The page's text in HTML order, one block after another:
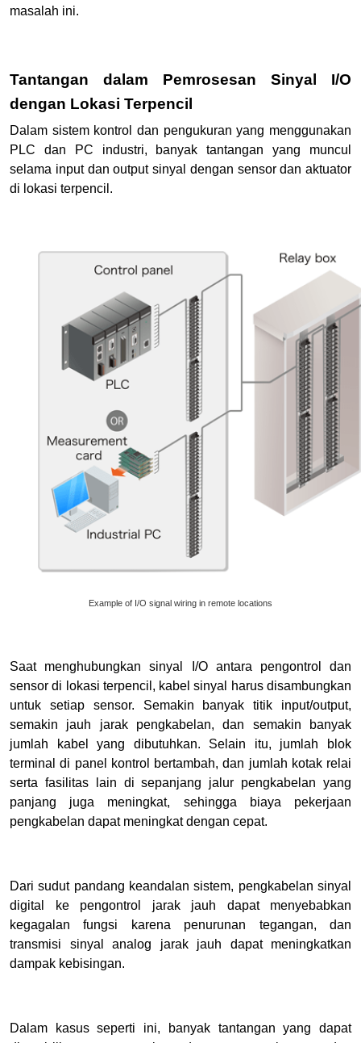
masalah ini.
Tantangan dalam Pemrosesan Sinyal I/O
dengan Lokasi Terpencil
Dalam sistem kontrol dan pengukuran yang menggunakan
PLC dan PC industri, banyak tantangan yang muncul
selama input dan output sinyal dengan sensor dan aktuator
di lokasi terpencil.
Example of I/O signal wiring in remote locations
Saat menghubungkan sinyal I/O antara pengontrol dan
sensor di lokasi terpencil, kabel sinyal harus disambungkan
untuk setiap sensor. Semakin banyak titik input/output,
semakin jauh jarak pengkabelan, dan semakin banyak
jumlah kabel yang dibutuhkan. Selain itu, jumlah blok
terminal di panel kontrol bertambah, dan jumlah kotak relai
serta fasilitas lain di sepanjang jalur pengkabelan yang
panjang juga meningkat, sehingga biaya pekerjaan
pengkabelan dapat meningkat dengan cepat.
Dari sudut pandang keandalan sistem, pengkabelan sinyal
digital ke pengontrol jarak jauh dapat menyebabkan
kegagalan fungsi karena penurunan tegangan, dan
transmisi sinyal analog jarak jauh dapat meningkatkan
dampak kebisingan.
Dalam kasus seperti ini, banyak tantangan yang dapat